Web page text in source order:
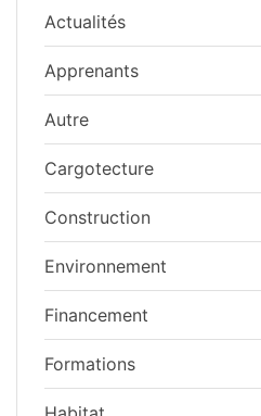
Actualités
Apprenants
Autre
Cargotecture
Construction
Environnement
Financement
Formations